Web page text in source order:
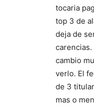
tocaria
top 3 de
deja de
cambio
verlo. El
de 3
mas o